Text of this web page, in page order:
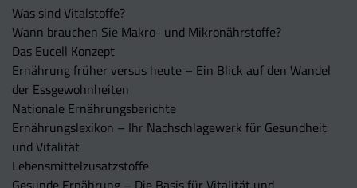
Was sind Vitalstoffe?
Wann brauchen Sie Makro- und Mikronährstoffe?
Das Eucell Konzept
Ernährung früher versus heute – Ein Blick auf den Wandel
der Essgewohnheiten
Nationale Ernährungsberichte
Ernährungslexikon – Ihr Nachschlagewerk für Gesundheit
und Vitalität
Lebensmittelzusatzstoffe